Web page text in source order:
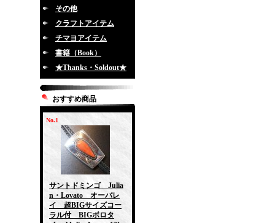
その他
クラフトアイテム
チマヨアイテム
書籍（Book）
★Thanks・Soldout★
おすすめ商品
No.1
サントドミンゴ Julia
n・Lovato オーバレ
イ 超BIGサイズコー
ラル付 BIGボロタ